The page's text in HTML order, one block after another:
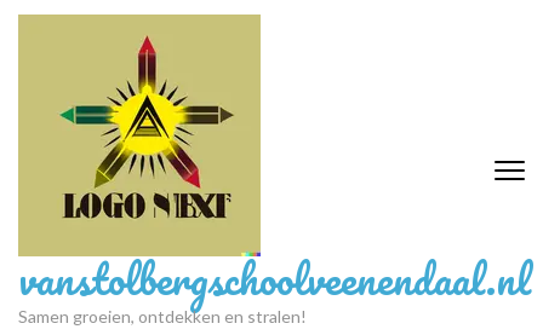
Ga
vanstolbergschoolveenendaal.nl
Samen groeien, ontdekken en stralen!